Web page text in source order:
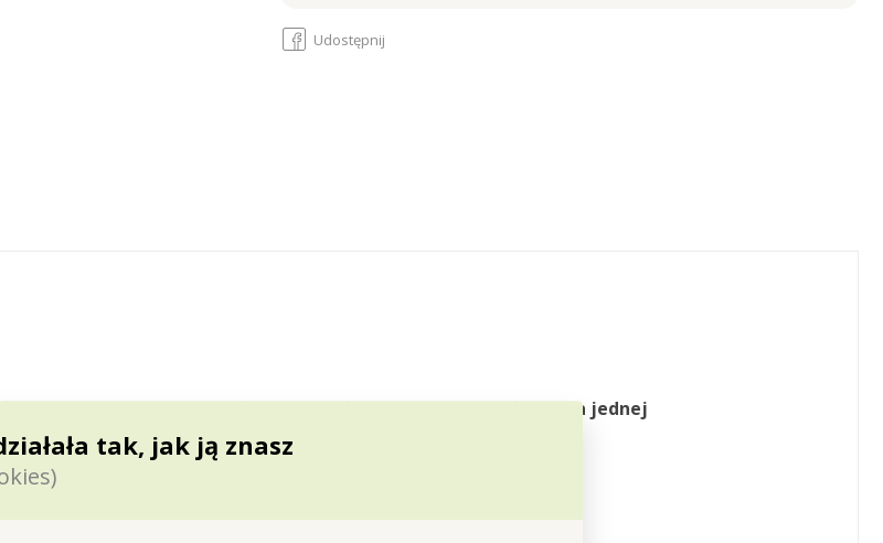
tak, jak ją znasz
Udostępnij
to efektowna ozdoba łóżka. 2 częściowy komplet pościeli dla jednej